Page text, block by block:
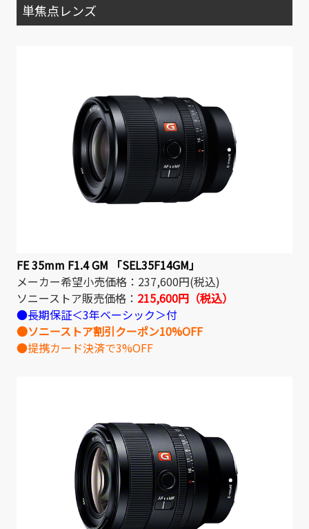
単焦点レンズ
FE 35mm F1.4 GM 「SEL35F14GM」
メーカー希望小売価格：237,600円(税込)
ソニーストア販売価格： 215,600円（税込）
●長期保証＜3年ベーシック＞付
●ソニーストア割引クーポン10%OFF
●提携カード決済で3%OFF